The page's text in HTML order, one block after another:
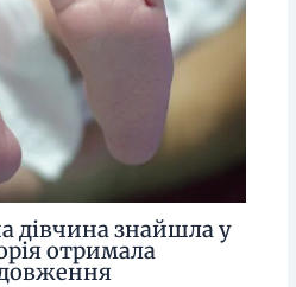
дівчина знайшла у
отримала